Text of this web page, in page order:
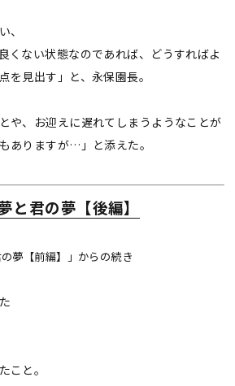
、
くない状態なのであれば、どうすればよ
を見出す」と、永保園長。
や、お迎えに遅れてしまうようなことが
ありますが…」と添えた。
と君の夢【後編】
夢【前編】」からの続き
こと。